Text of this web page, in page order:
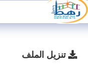
تنزيل الملف